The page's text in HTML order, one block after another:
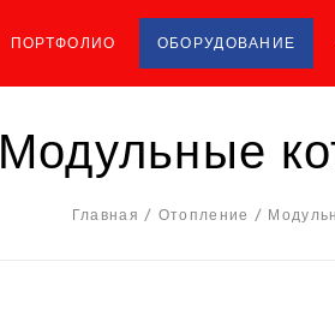
ПОРТФОЛИО ОБОРУДОВАНИЕ
Модульные
Главная / Отопление /